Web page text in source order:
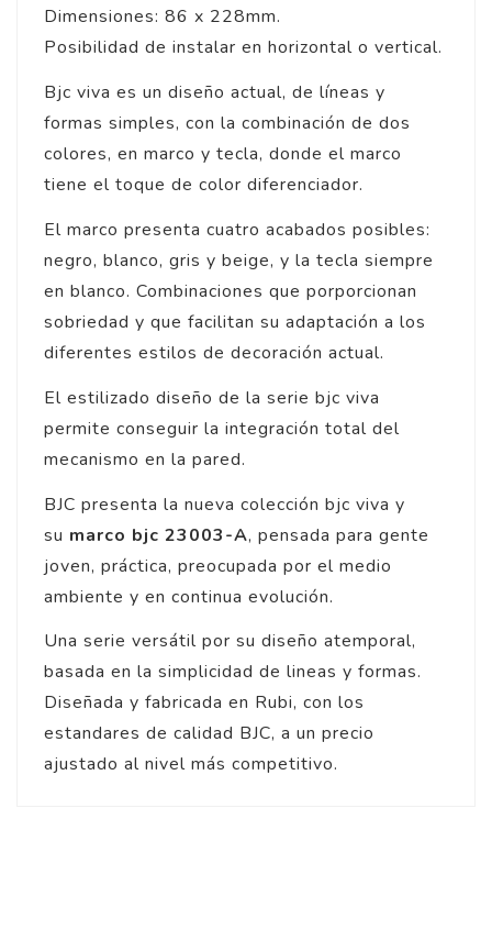
Dimensiones: 86 x 228mm.
Posibilidad de instalar en horizontal o vertical.
Bjc viva es un diseño actual, de líneas y
formas simples, con la combinación de dos
colores, en marco y tecla, donde el marco
tiene el toque de color diferenciador.
El marco presenta cuatro acabados posibles:
negro, blanco, gris y beige, y la tecla siempre
en blanco. Combinaciones que porporcionan
sobriedad y que facilitan su adaptación a los
diferentes estilos de decoración actual.
El estilizado diseño de la serie bjc viva
permite conseguir la integración total del
mecanismo en la pared.
BJC presenta la nueva colección bjc viva y
su marco bjc 23003-A, pensada para gente
joven, práctica, preocupada por el medio
ambiente y en continua evolución.
Una serie versátil por su diseño atemporal,
basada en la simplicidad de lineas y formas.
Diseñada y fabricada en Rubi, con los
estandares de calidad BJC, a un precio
ajustado al nivel más competitivo.